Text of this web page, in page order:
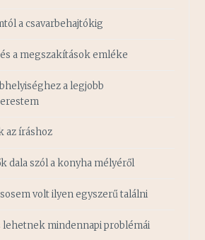
a csavarbehajtókig
a megszakítások emléke
a legjobb
az íráshoz
dala szól a konyha mélyéről
volt ilyen egyszerű találni
lehetnek mindennapi problémái